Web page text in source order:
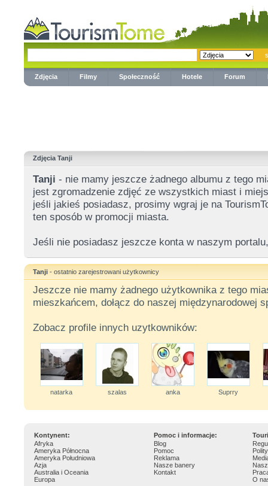
Zdjęcia Filmy Społeczność Hotele Forum
Zdjęcia Tanji
Tanji - nie mamy jeszcze żadnego albumu z tego
jest zgromadzenie zdjęć ze wszystkich miast i
jeśli jakieś posiadasz, prosimy wgraj je na
ten sposób w promocji miasta.
Jeśli nie posiadasz jeszcze konta w naszym
Tanji - ostatnio zarejestrowani użytkownicy
Jeszcze nie mamy żadnego użytkownika z tego
mieszkańcem, dołącz do naszej międzynarodowej
Zobacz profile innych uzytkowników:
natarka szalas anka Suprry
Kontynent: Pomoc i informacje:
Afryka
Ameryka Północna
Ameryka Południowa
Azja
Australia i Oceania
Europa
Blog
Pomoc
Reklama
Nasze banery
Kontakt
O